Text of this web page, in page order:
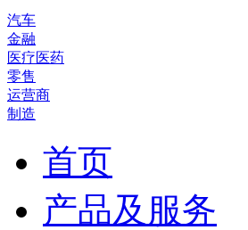
汽车
金融
医疗医药
零售
运营商
制造
首页
产品及服务